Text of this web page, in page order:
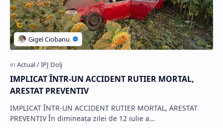
IMPLICAT ÎNTR-UN ACCIDENT RUTIER MORTAL,
ARESTAT PREVENTIV
IMPLICAT ÎNTR-UN ACCIDENT RUTIER MORTAL, ARESTAT
PREVENTIV În dimineața zilei de 12 iulie a…